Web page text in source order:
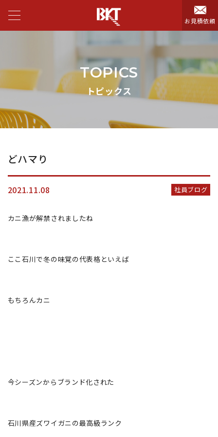
お見積依頼
TOPICS
トピックス
どハマり
2021.11.08 社員ブログ
カニ漁が解禁されましたね
ここ石川で冬の味覚の代表格といえば
もちろんカニ
今シーズンからブランド化された
石川県産ズワイガニの最高級ランク